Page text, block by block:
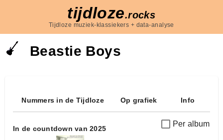
tijdloze.rocks
Tijdloze muziek-klassiekers + data-analyse
Beastie Boys
Nummers in de Tijdloze Op grafiek Info
Per album
In de countdown van 2025